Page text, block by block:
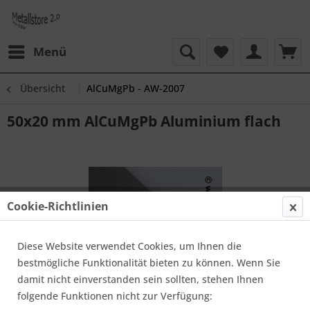
Menü
Übersicht AlCuMgPb - AW-2007
50x20 mm AlCuMgPb Aluminium flach
Cookie-Richtlinien
Diese Website verwendet Cookies, um Ihnen die
bestmögliche Funktionalität bieten zu können. Wenn Sie
damit nicht einverstanden sein sollten, stehen Ihnen
folgende Funktionen nicht zur Verfügung: